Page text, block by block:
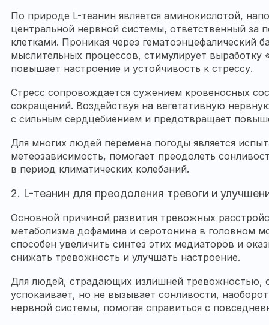
По природе L-теанин является аминокислотой,
центральной нервной системы, ответственный за
клетками. Проникая через гематоэнцефалический
мыслительных процессов, стимулирует
повышает настроение и устойчивость к стрессу.
Стресс сопровождается сужением кровеносных
сокращений. Воздействуя на вегетативную
с сильным сердцебиением и предотвращает
Для многих людей перемена погоды является
метеозависимость, помогает преодолеть
в период климатических колебаний.
2. L-теанин для преодоления тревоги и
Основной причиной развития тревожных
метаболизма дофамина и серотонина в головном
способен увеличить синтез этих медиаторов и
снижать тревожность и улучшать настроение.
Для людей, страдающих излишней тревожностью,
успокаивает, но не вызывает сонливости,
нервной системы, помогая справиться с